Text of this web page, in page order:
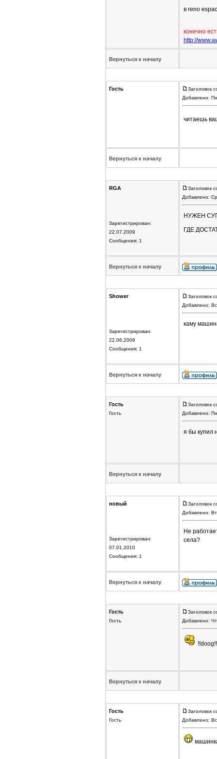
в reno
конечно
http://
Вернуться к началу
Гость
Заголовок
Добавлено:
читаешь
Вернуться к началу
RGA
Зарегистрирован:
22.07.2009
Сообщения: 1
Заголовок
Добавлено:
НУЖЕН
ГДЕ
Вернуться к началу
Shower
Зарегистрирован:
22.06.2009
Сообщения: 1
Заголовок
Добавлено:
каму
Вернуться к началу
Гость
Гость
Заголовок
Добавлено:
я бы купил
Вернуться к началу
новый
Зарегистрирован:
07.01.2010
Сообщения: 1
Заголовок
Добавлено:
Не
села?
Вернуться к началу
Гость
Гость
Заголовок
Добавлено:
!!doog!!
Вернуться к началу
Гость
Гость
Заголовок
Добавлено: